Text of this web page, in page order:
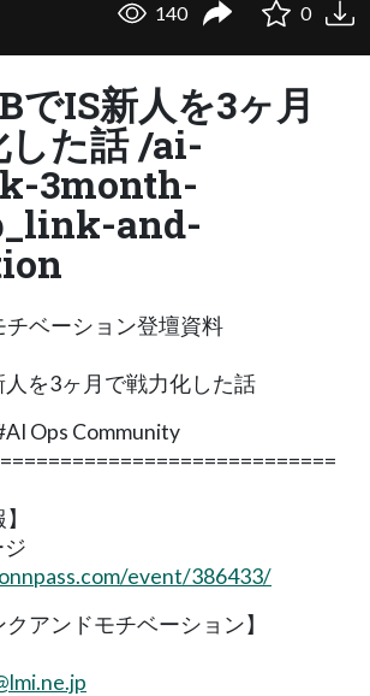
140 0
でIS新人を3ヶ月
した話 /ai-
3month-
and-
チベーション登壇資料
人を3ヶ月で戦力化した話
Ops Community
event/386433/
クアンドモチベーション】